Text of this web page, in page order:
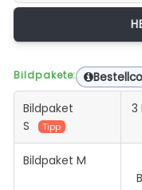
Bildpakete:
Bildpaket
S
Tipp
3
Bildpaket M